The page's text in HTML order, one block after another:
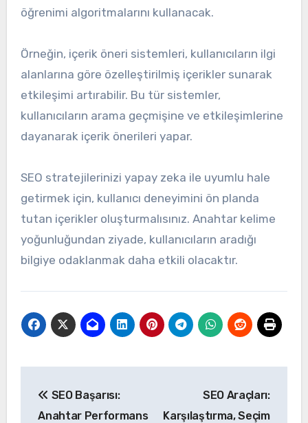
öğrenimi algoritmalarını kullanacak.
Örneğin, içerik öneri sistemleri, kullanıcıların ilgi
alanlarına göre özelleştirilmiş içerikler sunarak
etkileşimi artırabilir. Bu tür sistemler,
kullanıcıların arama geçmişine ve etkileşimlerine
dayanarak içerik önerileri yapar.
SEO stratejilerinizi yapay zeka ile uyumlu hale
getirmek için, kullanıcı deneyimini ön planda
tutan içerikler oluşturmalısınız. Anahtar kelime
yoğunluğundan ziyade, kullanıcıların aradığı
bilgiye odaklanmak daha etkili olacaktır.
navigation
SEO Başarısı:
Anahtar Performans
SEO Araçları:
Karşılaştırma, Seçim